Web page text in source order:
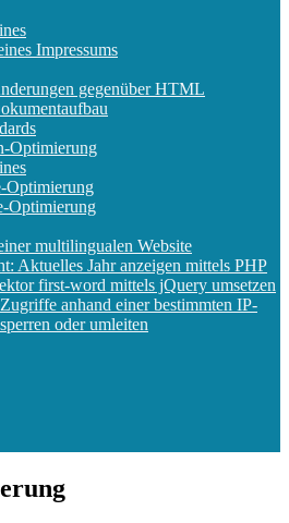
Impressums
gegenüber HTML
Optimierung
Optimierung
Optimierung
multilingualen Website
Aktuelles Jahr anzeigen mittels PHP
first-word mittels jQuery umsetzen
anhand einer bestimmten IP-
oder umleiten